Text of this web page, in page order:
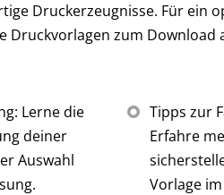
Druckerzeugnisse. Für ein
Druckvorlagen zum Download
Lerne die
deiner
Auswahl
Tipps zur
Erfahre
Vorlage